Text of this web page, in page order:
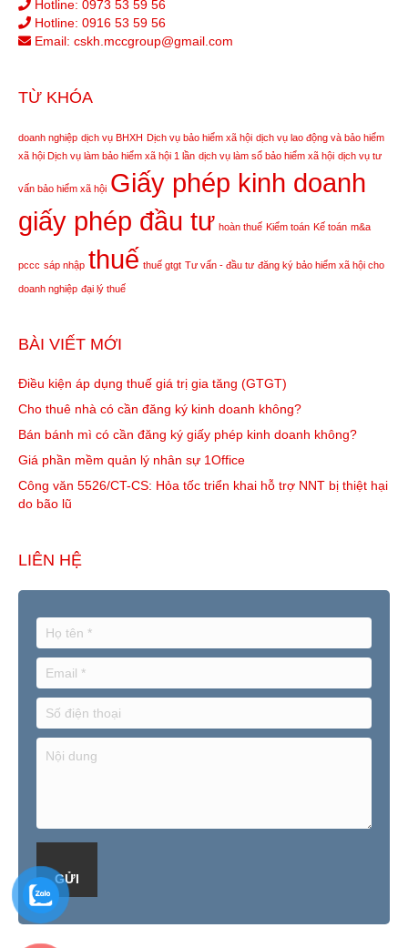
Hotline: 0973 53 59 56
Hotline: 0916 53 59 56
Email: cskh.mccgroup@gmail.com
TỪ KHÓA
doanh nghiệp dịch vụ BHXH Dịch vụ bảo hiểm xã hội dịch vụ lao động và bảo hiểm
xã hội Dịch vụ làm bảo hiểm xã hội 1 lần dịch vụ làm sổ bảo hiểm xã hội dịch vụ tư
vấn bảo hiểm xã hội Giấy phép kinh doanh
giấy phép đầu tư hoàn thuế Kiểm toán Kế toán m&a
pccc sáp nhập thuế thuế gtgt Tư vấn - đầu tư đăng ký bảo hiểm xã hội cho
doanh nghiệp đại lý thuế
BÀI VIẾT MỚI
Điều kiện áp dụng thuế giá trị gia tăng (GTGT)
Cho thuê nhà có cần đăng ký kinh doanh không?
Bán bánh mì có cần đăng ký giấy phép kinh doanh không?
Giá phần mềm quản lý nhân sự 1Office
Công văn 5526/CT-CS: Hỏa tốc triển khai hỗ trợ NNT bị thiệt hại
do bão lũ
LIÊN HỆ
GỬI